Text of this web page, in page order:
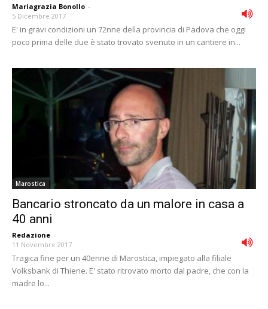
Mariagrazia Bonollo -
5 Dicembre 2017
E' in gravi condizioni un 72nne della provincia di Padova che oggi
poco prima delle due è stato trovato svenuto in un cantiere in...
Marostica
Bancario stroncato da un malore in casa a
40 anni
Redazione -
11 Novembre 2017
Tragica fine per un 40enne di Marostica, impiegato alla filiale
Volksbank di Thiene. E' stato ritrovato morto dal padre, che con la
madre lo...